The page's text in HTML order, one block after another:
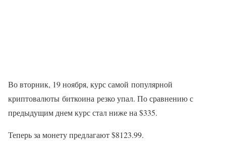
Во вторник, 19 ноября, курс самой популярной
криптовалюты биткоина резко упал. По сравнению с
предыдущим днем курс стал ниже на $335.
Теперь за монету предлагают $8123.99.